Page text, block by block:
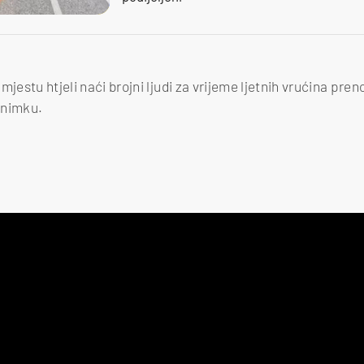
htjeli naći brojni ljudi za vrijeme ljetnih vrućina